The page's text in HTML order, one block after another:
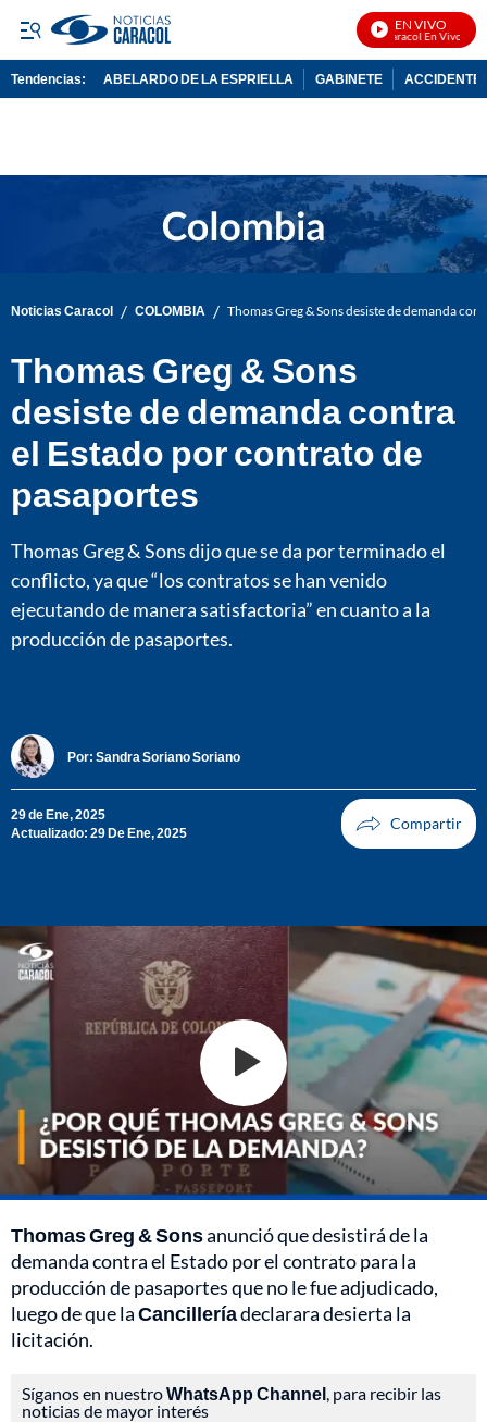
EN VIVO
Noticias Caracol En Vivo
Tendencias: ABELARDO DE LA ESPRIELLA GABINETE ACCIDENTE
Noticias Caracol / COLOMBIA / Thomas Greg & Sons desiste de demanda
Thomas Greg & Sons
desiste de demanda contra
el Estado por contrato de
pasaportes
Thomas Greg & Sons dijo que se da por terminado el
conflicto, ya que “los contratos se han venido
ejecutando de manera satisfactoria” en cuanto a la
producción de pasaportes.
Por: Sandra Soriano Soriano
29 de Ene, 2025
Actualizado: 29 De Ene, 2025
Thomas Greg & Sonsanunció que desistirá de la
demanda contra el Estado por el contrato para la
producción de pasaportes que no le fue adjudicado,
luego de que laCancilleríadeclarara desierta la
licitación.
Síganos en nuestroWhatsApp Channel , para recibir las
noticias de mayor interés